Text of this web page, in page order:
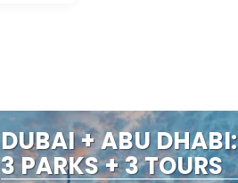
DUBAI + ABU DHABI:
3 PARKS + 3 TOURS